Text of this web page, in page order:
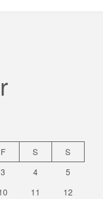
F S
S
3 4
5
11
12